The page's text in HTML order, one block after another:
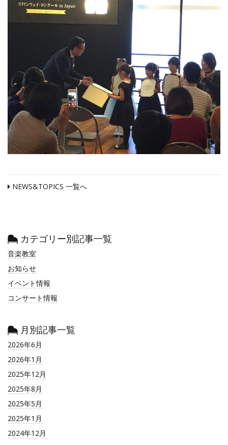
NEWS&TOPICS 一覧へ
カテゴリー別記事一覧
音楽教室
お知らせ
イベント情報
コンサート情報
月別記事一覧
2026年6月
2026年1月
2025年12月
2025年8月
2025年5月
2025年1月
2024年12月